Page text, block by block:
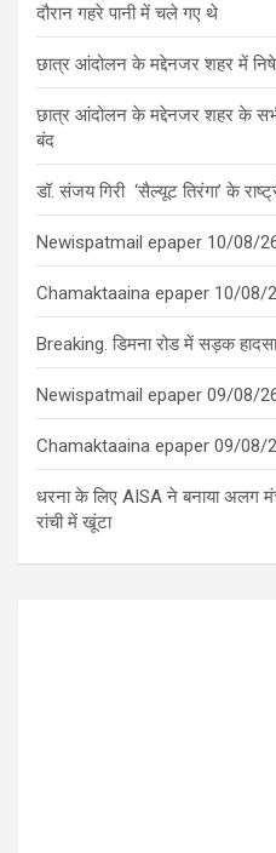
दौरान गहरे पानी में चले गए थे
छात्र आंदोलन के मद्देनजर शहर में
छात्र आंदोलन के मद्देनजर शहर के
बंद
डॉ. संजय गिरी ‘सैल्यूट तिरंगा’ के
Newispatmail epaper 10/08/
Chamaktaaina epaper 10/08/
Breaking. डिमना रोड में सड़क हादसा
Newispatmail epaper 09/08/
Chamaktaaina epaper 09/08/
धरना के लिए AISA ने बनाया अलग
रांची में खूंटा